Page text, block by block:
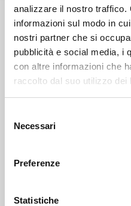
analizzare il nostro traffico.
informazioni sul modo in
nostri partner che si
pubblicità e social media, i
con altre informazioni che
raccolto dal suo utilizzo dei
delNecessari
Preferenze
Statistiche
Contatti